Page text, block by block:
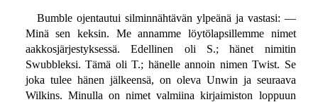
Bumble ojentautui silminnähtävän ylpeänä ja vastasi: —
Minä sen keksin. Me annamme löytölapsillemme nimet
aakkosjärjestyksessä. Edellinen oli S.; hänet nimitin
Swubbleksi. Tämä oli T.; hänelle annoin nimen Twist. Se
joka tulee hänen jälkeensä, on oleva Unwin ja seuraava
Wilkins. Minulla on nimet valmiina kirjaimiston loppuun